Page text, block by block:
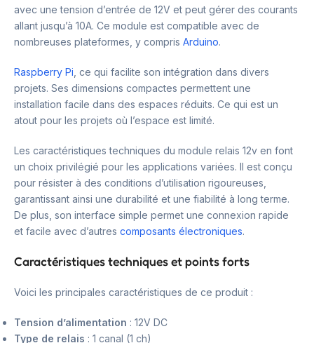
avec une tension d’entrée de 12V et peut gérer des courants
allant jusqu’à 10A. Ce module est compatible avec de
nombreuses plateformes, y compris Arduino.
Raspberry Pi , ce qui facilite son intégration dans divers
projets. Ses dimensions compactes permettent une
installation facile dans des espaces réduits. Ce qui est un
atout pour les projets où l’espace est limité.
Les caractéristiques techniques du module relais 12v en font
un choix privilégié pour les applications variées. Il est conçu
pour résister à des conditions d’utilisation rigoureuses,
garantissant ainsi une durabilité et une fiabilité à long terme.
De plus, son interface simple permet une connexion rapide
et facile avec d’autres composants électroniques.
Caractéristiques techniques et points forts
Voici les principales caractéristiques de ce produit :
Tension d’alimentation : 12V DC
Type de relais : 1 canal (1 ch)